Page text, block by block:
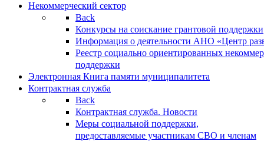
Некоммерческий сектор
Back
Конкурсы на соискание грантовой поддержки
Информация о деятельности АНО «Центр
Реестр социально ориентированных
поддержки
Электронная Книга памяти муниципалитета
Контрактная служба
Back
Контрактная служба. Новости
Меры социальной поддержки,
предоставляемые участникам СВО и членам